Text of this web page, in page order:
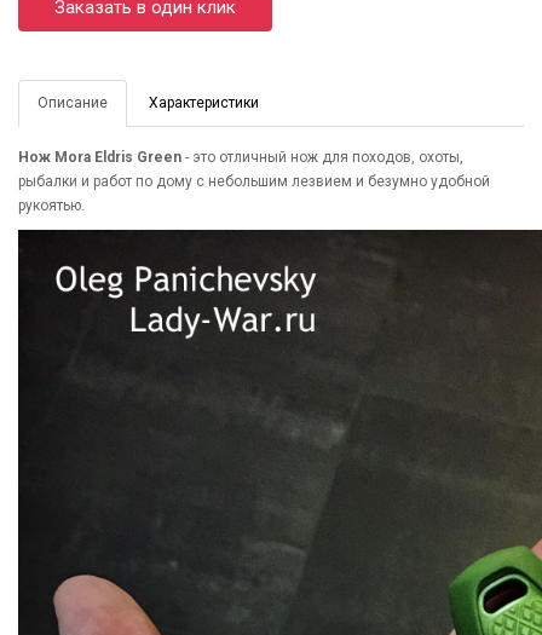
Заказать в один клик
Описание Характеристики
Нож Mora Eldris Green - это отличный нож для походов, охоты,
рыбалки и работ по дому с небольшим лезвием и безумно удобной
рукоятью.